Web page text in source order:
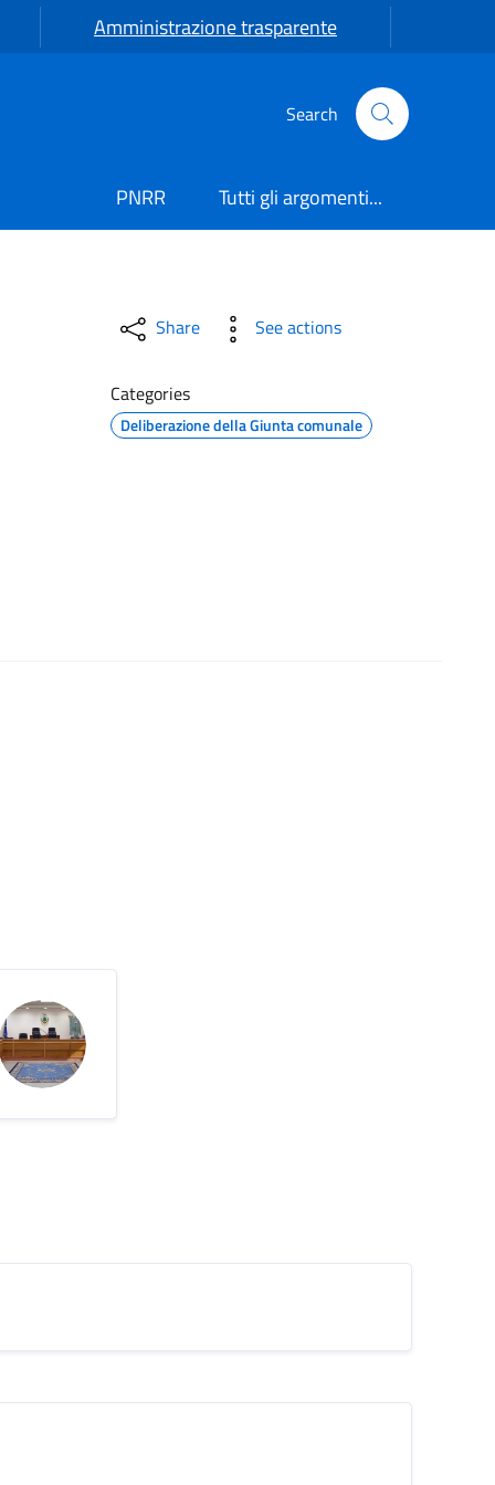
Amministrazione trasparente
Search
PNRR Tutti gli argomenti...
valore
Share See actions
Categories
Deliberazione della Giunta comunale